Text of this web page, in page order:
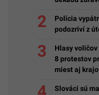
Polícia
podozriví z
Hlasy
8 protestov
miest aj
Slováci sú